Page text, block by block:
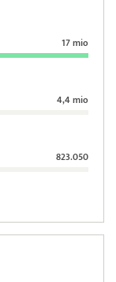
17 mio
4,4 mio
823.050